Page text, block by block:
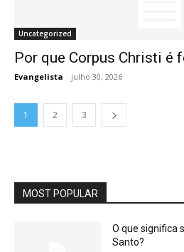
Uncategorized
Por que Corpus Christi é
Evangelista - julho 30, 2026
1 2 3
MOST POPULAR
O que significa
Santo?